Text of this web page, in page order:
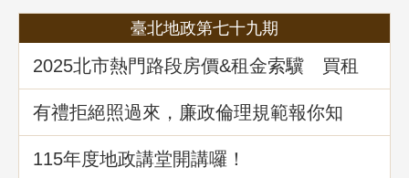
臺北地政第七十九期
2025北市熱門路段房價&租金索驥 買租
資訊馬上懂
有禮拒絕照過來，廉政倫理規範報你知
115年度地政講堂開講囉！